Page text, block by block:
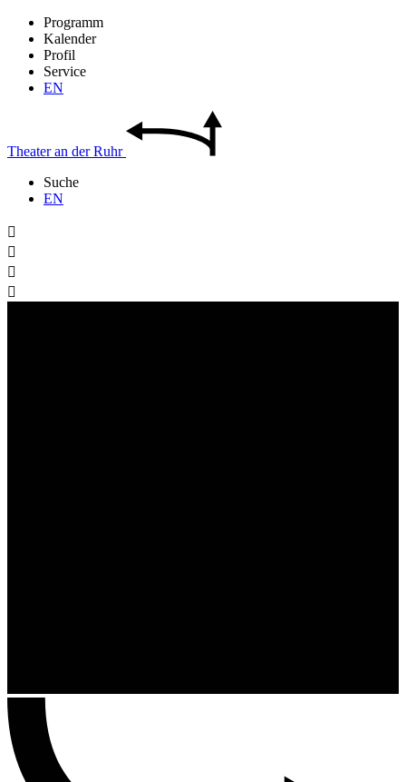
Programm
Kalender
Profil
Service
EN
Theateran derRuhr
Suche
EN



